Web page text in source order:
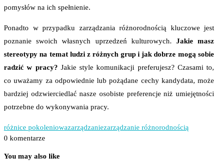
pomysłów na ich spełnienie.
Ponadto w przypadku zarządzania różnorodnością kluczowe jest
poznanie swoich własnych uprzedzeń kulturowych. Jakie masz
stereotypy na temat ludzi z różnych grup i jak dobrze mogą sobie
radzić w pracy? Jakie style komunikacji preferujesz? Czasami to,
co uważamy za odpowiednie lub pożądane cechy kandydata, może
bardziej odzwierciedlać nasze osobiste preferencje niż umiejętności
potrzebne do wykonywania pracy.
różnice pokoleniowazarządzaniezarządzanie różnorodnością
0 komentarze
You may also like